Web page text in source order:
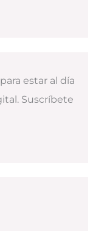
estar al día
Suscríbete